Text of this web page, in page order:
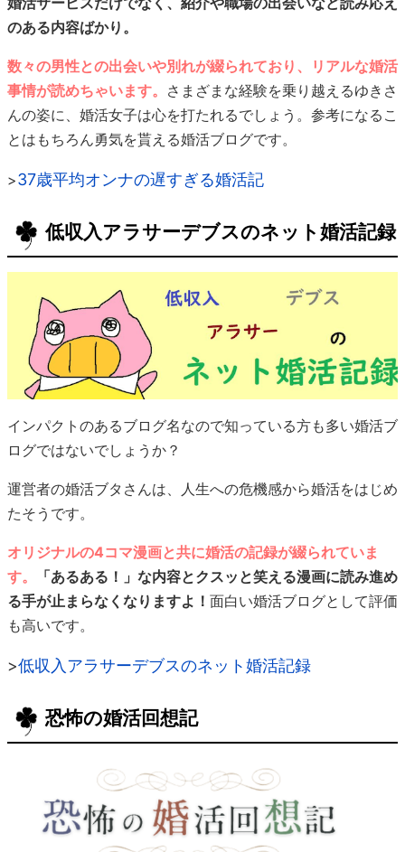
のある内容ばかり。
数々の男性との出会いや別れが綴られており、リアルな婚活
事情が読めちゃいます。 さまざまな経験を乗り越えるゆきさ
んの姿に、婚活女子は心を打たれるでしょう。参考になるこ
とはもちろん勇気を貰える婚活ブログです。
>37歳平均オンナの遅すぎる婚活記
低収入アラサーデブスのネット婚活記録
インパクトのあるブログ名なので知っている方も多い婚活ブ
ログではないでしょうか？
運営者の婚活ブタさんは、人生への危機感から婚活をはじめ
たそうです。
オリジナルの4コマ漫画と共に婚活の記録が綴られていま
す。
「あるある！」な内容とクスッと笑える漫画に読み進め
る手が止まらなくなりますよ！ 面白い婚活ブログとして評価
も高いです。
>低収入アラサーデブスのネット婚活記録
恐怖の婚活回想記